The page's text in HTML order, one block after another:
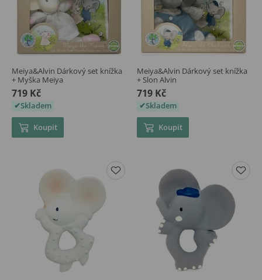
Meiya&Alvin Dárkový set knížka
+ Myška Meiya
719 Kč
Skladem
Koupit
Meiya&Alvin Dárkový set knížka
+ Slon Alvin
719 Kč
Skladem
Koupit